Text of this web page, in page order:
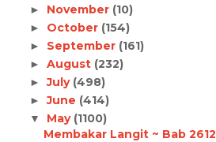
► November (10)
► October (154)
► September (161)
► August (232)
►July (498)
►June (414)
▼ May (1100)
Membakar Langit ~ Bab 2612